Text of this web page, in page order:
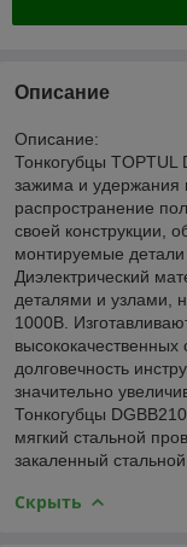
Описание
Описание:
Тонкогубцы
зажима и
распространение
своей конструкции,
монтируемые детали
Диэлектрический
деталями и узлами,
1000В.
высококачественных
долговечность
значительно
Тонкогубцы
мягкий стальной
закаленный
Скрыть